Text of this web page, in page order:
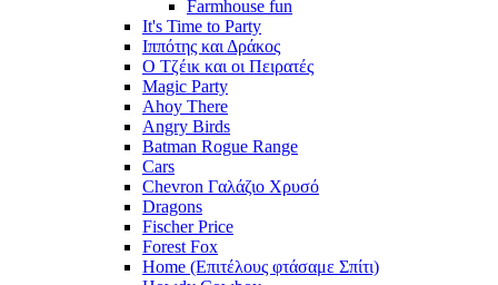
Farmhouse fun
It's Time to Party
Ιππότης και Δράκος
Ο Τζέικ και οι Πειρατές
Magic Party
Ahoy There
Angry Birds
Batman Rogue Range
Cars
Chevron Γαλάζιο Χρυσό
Dragons
Fischer Price
Forest Fox
Home (Επιτέλους φτάσαμε Σπίτι)